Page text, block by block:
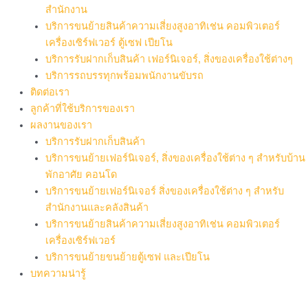
สำนักงาน
บริการขนย้ายสินค้าความเสี่ยงสูงอาทิเช่น คอมพิวเตอร์
เครื่องเซิร์ฟเวอร์ ตู้เซฟ เปียโน
บริการรับฝากเก็บสินค้า เฟอร์นิเจอร์, สิ่งของเครื่องใช้ต่างๆ
บริการรถบรรทุกพร้อมพนักงานขับรถ
ติดต่อเรา
ลูกค้าที่ใช้บริการของเรา
ผลงานของเรา
บริการรับฝากเก็บสินค้า
บริการขนย้ายเฟอร์นิเจอร์, สิ่งของเครื่องใช้ต่าง ๆ สำหรับบ้าน
พักอาศัย คอนโด
บริการขนย้ายเฟอร์นิเจอร์ สิ่งของเครื่องใช้ต่าง ๆ สำหรับ
สำนักงานและคลังสินค้า
บริการขนย้ายสินค้าความเสี่ยงสูงอาทิเช่น คอมพิวเตอร์
เครื่องเซิร์ฟเวอร์
บริการขนย้ายขนย้ายตู้เซฟ และเปียโน
บทความน่ารู้